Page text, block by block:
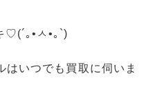
♡(´｡•ㅅ•｡`)
はいつでも買取に伺いま